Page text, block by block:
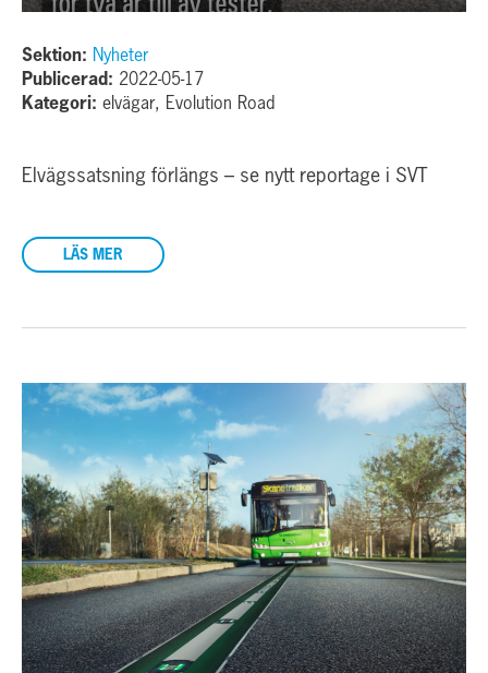
Sektion: Nyheter
Publicerad: 2022-05-17
Kategori: elvägar, Evolution Road
Elvägssatsning förlängs – se nytt reportage i SVT
LÄS MER